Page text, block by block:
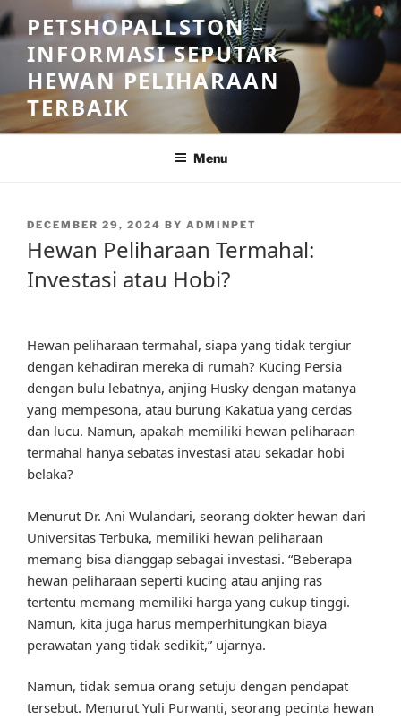
Skip
to
content
PETSHOPALLSTON –
INFORMASI SEPUTAR
HEWAN PELIHARAAN
TERBAIK
Menu
POSTED
DECEMBER 29, 2024 BY ADMINPET
Hewan Peliharaan Termahal:
Investasi atau Hobi?
Hewan peliharaan termahal, siapa yang tidak tergiur
dengan kehadiran mereka di rumah? Kucing Persia
dengan bulu lebatnya, anjing Husky dengan matanya
yang mempesona, atau burung Kakatua yang cerdas
dan lucu. Namun, apakah memiliki hewan peliharaan
termahal hanya sebatas investasi atau sekadar hobi
belaka?
Menurut Dr. Ani Wulandari, seorang dokter hewan dari
Universitas Terbuka, memiliki hewan peliharaan
memang bisa dianggap sebagai investasi. “Beberapa
hewan peliharaan seperti kucing atau anjing ras
tertentu memang memiliki harga yang cukup tinggi.
Namun, kita juga harus memperhitungkan biaya
perawatan yang tidak sedikit,” ujarnya.
Namun, tidak semua orang setuju dengan pendapat
tersebut. Menurut Yuli Purwanti, seorang pecinta hewan